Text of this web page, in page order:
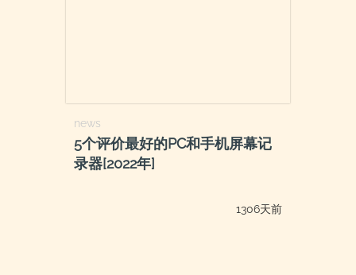
news
5个评价最好的PC和手机屏幕记
录器[2022年]
1306天前